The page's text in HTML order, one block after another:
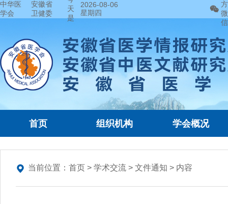
中华医
学会
安徽省
卫健委
天
是
2026-08-06
星期四
方
微
信
首页 组织机构 学会概况
当前位置： 首页 > 学术交流 > 文件通知 > 内容